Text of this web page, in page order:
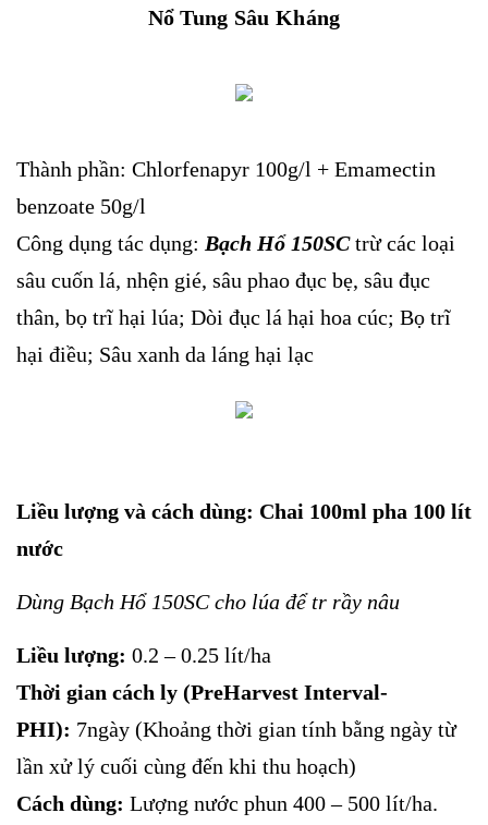
Nổ Tung Sâu Kháng
Thành phần: Chlorfenapyr 100g/l + Emamectin
benzoate 50g/l
Công dụng tác dụng: Bạch Hổ 150SCtrừ các loại
sâu cuốn lá, nhện gié, sâu phao đục bẹ, sâu đục
thân, bọ trĩ hại lúa; Dòi đục lá hại hoa cúc; Bọ trĩ
hại điều; Sâu xanh da láng hại lạc
Liều lượng và cách dùng: Chai 100ml pha 100 lít
nước
Dùng Bạch Hổ 150SC cho lúa để tr rầy nâu
Liều lượng: 0.2 – 0.25 lít/ha
Thời gian cách ly (PreHarvest Interval-
PHI): 7ngày (Khoảng thời gian tính bằng ngày từ
lần xử lý cuối cùng đến khi thu hoạch)
Cách dùng: Lượng nước phun 400 – 500 lít/ha.